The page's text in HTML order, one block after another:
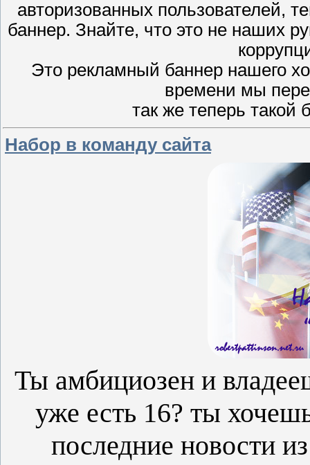
авторизованных пользователей,
баннер. Знайте, что это не наших
Это рекламный баннер нашего
времени мы
так же теперь
Набор в команду сайта
Ты амбициозен и
уже есть 16? ты
последние новости